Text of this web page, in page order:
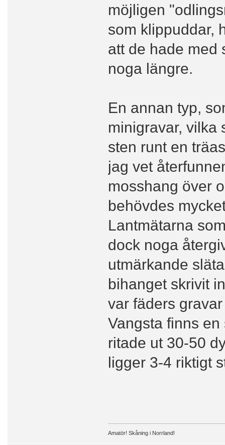
möjligen
som klippuddar,
att de hade med
noga längre.
En annan typ,
minigravar, vilka
sten runt en
jag vet
mosshang över
behövdes
Lantmätarna
dock noga
utmärkande
bihanget skrivit
var fäders
Vangsta finns
ritade ut 30-50
ligger 3-4 riktigt
Amatör! Skåning i Norrland!